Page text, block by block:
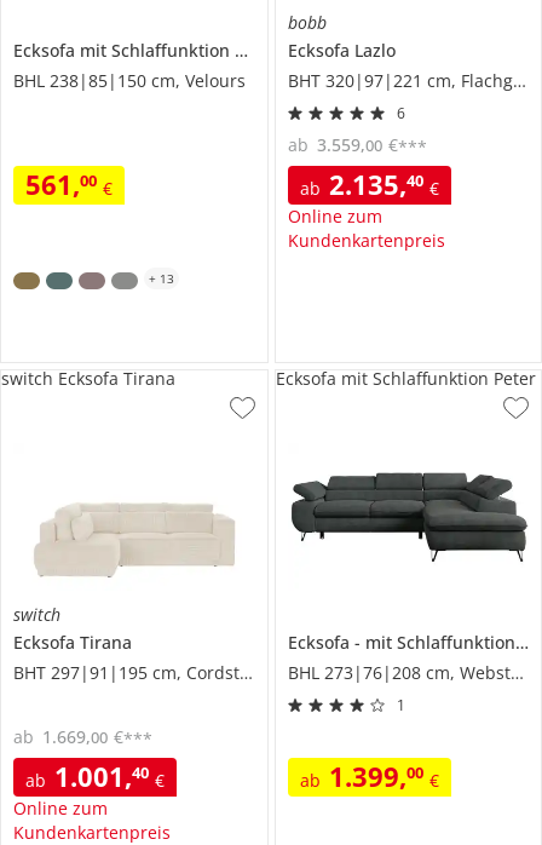
Ecksofa mit Schlaffunktion
Luis
BHL 238|85|150 cm, Velours
561,00 €
+ 13
bobb
Ecksofa Lazlo
BHT 320|97|221 cm, Flachgewebe
6
ab 2.135,40 €
Online zum
Kundenkartenpreis
ab 3.559,00 €***
switch
Ecksofa Tirana
BHT 297|91|195 cm, Cordstoff grob
ab 1.001,40 €
Online zum
Kundenkartenpreis
ab 1.669,00 €***
switch Ecksofa Tirana
Ecksofa mit Schlaffunktion
BHL 273|76|208 cm, Webstoff
1
ab 1.399,00 €
Ecksofa mit Schlaffunktion Peter